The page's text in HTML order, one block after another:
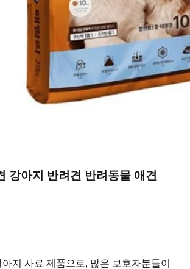
강아지 반려견 반려동물 애견
아지 사료 제품으로, 많은 보호자분들이